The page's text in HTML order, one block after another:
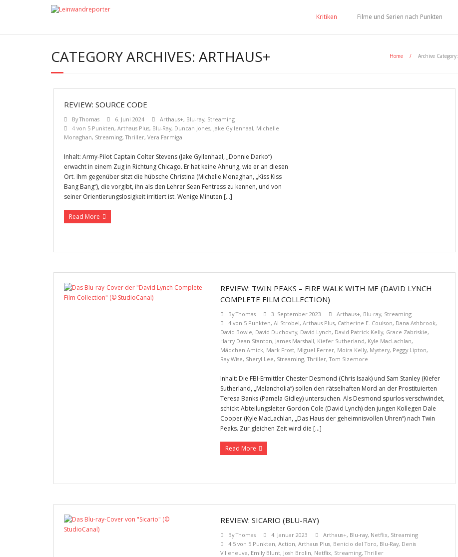
Kritiken Filme und Serien nach Punkten
CATEGORY ARCHIVES: ARTHAUS+ Home / Archive Category:
REVIEW: SOURCE CODE
ByThomas 6. Juni 2024 Arthaus+, Blu-ray, Streaming
4 von 5 Punkten, Arthaus Plus, Blu-Ray, Duncan Jones, Jake Gyllenhaal, Michelle
Monaghan, Streaming,Thriller, Vera Farmiga
Inhalt: Army-Pilot Captain Colter Stevens (Jake Gyllenhaal, „Donnie Darko“)
erwacht in einem Zug in Richtung Chicago. Er hat keine Ahnung, wie er an diesen
Ort. Ihm gegenüber sitzt die hübsche Christina (Michelle Monaghan, „Kiss Kiss
Bang Bang“), die vorgibt, ihn als den Lehrer Sean Fentress zu kennen, und von
seiner Orientierungslosigkeit irritiert ist. Wenige Minuten […]
Read More
REVIEW: TWIN PEAKS – FIRE WALK WITH ME (DAVID LYNCH
COMPLETE FILM COLLECTION)
ByThomas 3. September 2023 Arthaus+, Blu-ray, Streaming
4 von 5 Punkten,Al Strobel,Arthaus Plus, Catherine E. Coulson, Dana Ashbrook,
David Bowie, David Duchovny, David Lynch, David Patrick Kelly, Grace Zabriskie,
Harry Dean Stanton, James Marshall, Kiefer Sutherland, Kyle MacLachlan,
Mädchen Amick, Mark Frost, Miguel Ferrer, Moira Kelly, Mystery, Peggy Lipton,
Ray Wise, Sheryl Lee, Streaming,Thriller,Tom Sizemore
Inhalt: Die FBI-Ermittler Chester Desmond (Chris Isaak) und Sam Stanley (Kiefer
Sutherland, „Melancholia“) sollen den rätselhaften Mord an der Prostituierten
Teresa Banks (Pamela Gidley) untersuchen. Als Desmond spurlos verschwindet,
schickt Abteilungsleiter Gordon Cole (David Lynch) den jungen Kollegen Dale
Cooper (Kyle MacLachlan, „Das Haus der geheimnisvollen Uhren“) nach Twin
Peaks. Zur gleichen Zeit wird die […]
Read More
REVIEW: SICARIO (BLU-RAY)
ByThomas 4. Januar 2023 Arthaus+, Blu-ray, Netflix, Streaming
4.5 von 5 Punkten,Action,Arthaus Plus, Benicio del Toro, Blu-Ray, Denis
Villeneuve, Emily Blunt, Josh Brolin, Netflix, Streaming,Thriller